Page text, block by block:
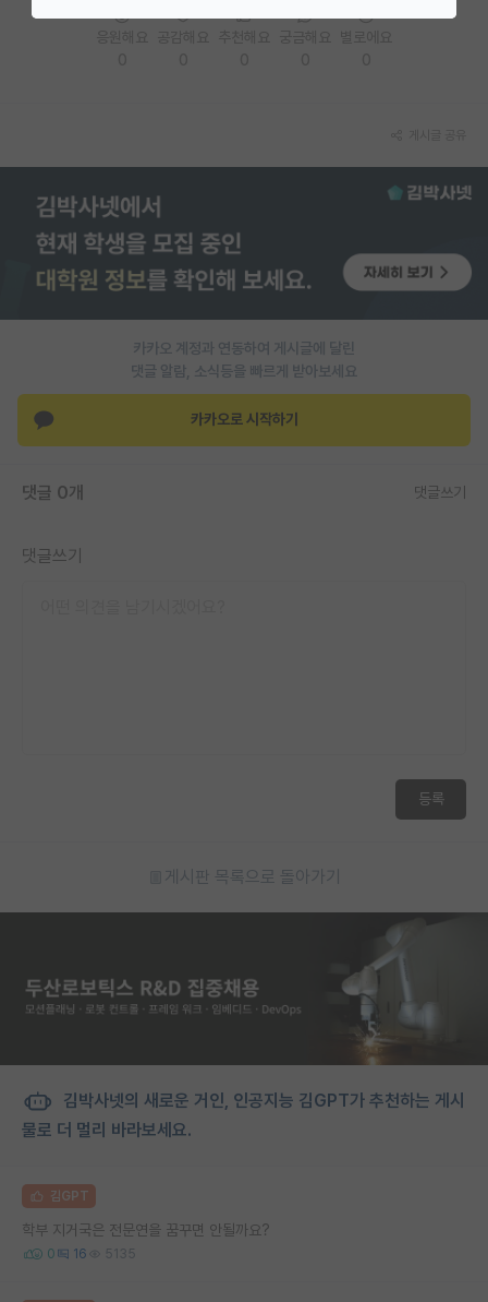
연구실(PI) 홍보 게시판
취업 게시판
임용 후기 게시판
PI 전용 게시판
인문사회 계열 게시판
특수/전문대학원 게시판
학술 정보 게시판
홍보 게시판
카카오 계정과 연동하여 게시글에 달린
댓글 알람, 소식등을 빠르게 받아보세요
카카오로 시작하기
댓글 0개 댓글쓰기
댓글쓰기
등록
게시판 목록으로 돌아가기
김박사넷의 새로운 거인, 인공지능 김GPT가 추천하는 게시
물로 더 멀리 바라보세요.
김GPT
학부 지거국은 전문연을 꿈꾸면 안될까요?
0 16 5135